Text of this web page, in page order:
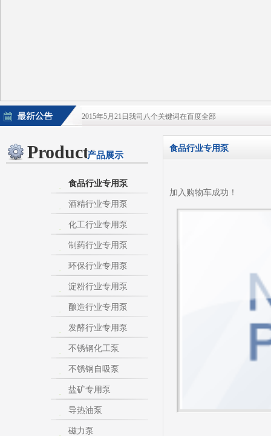
2015年5月21日我司八个关键词在百度全部
2015年5月21日酒泵百度排名上升
淀粉泵|卫生泵|卫生级自吸泵|淀粉旋流器|不
不锈钢自吸泵|不锈钢化工泵|酒泵|酒精泵|淀
热烈庆祝：我司与天长市千秋在线网络服务有限公
Products产品展示
食品行业专用泵
酒精行业专用泵
化工行业专用泵
制药行业专用泵
环保行业专用泵
淀粉行业专用泵
酿造行业专用泵
发酵行业专用泵
不锈钢化工泵
不锈钢自吸泵
盐矿专用泵
导热油泵
磁力泵
食品行业专用泵
加入购物车成功！